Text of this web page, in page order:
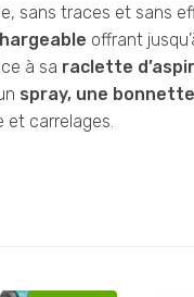
sans traces et sans
offrant
à sa raclette
spray, une
et carrelages.